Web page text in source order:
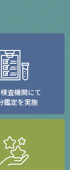
査機関にて
鑑定を実施